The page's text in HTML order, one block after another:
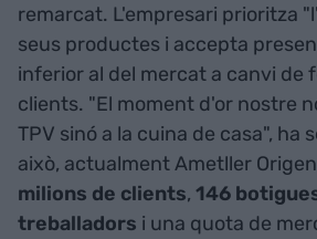
remarcat. L'empresari prioritza
seus productes i accepta
inferior al del mercat a canvi de
clients. "El moment d'or nostre
TPV sinó a la cuina de casa", ha
això, actualment Ametller
milions de clients, 146
treballadors i una quota de